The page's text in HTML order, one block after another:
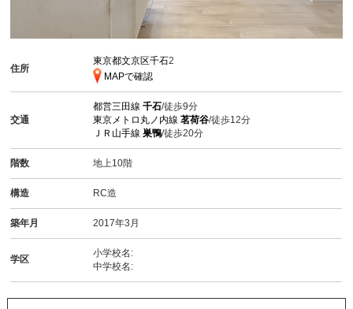
住所
東京都文京区千石2
MAPで確認
交通
都営三田線千石/徒歩9分
東京メトロ丸ノ内線茗荷谷/徒歩12分
ＪＲ山手線巣鴨/徒歩20分
階数 地上10階
構造 RC造
築年月 2017年3月
学区
小学校名:
中学校名: